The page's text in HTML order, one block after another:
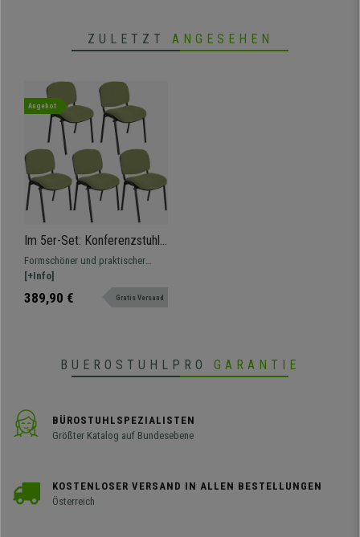
ZULETZT ANGESEHEN
Angebot
Im 5er-Set: Konferenzstuhl
MOBY BASE STOFF mit
schwarzen Stuhlbeinen,
stapelbar, Farbe Grün
Formschöner und praktischer
Konferenzstuhl MOBY BASE
STOFF im klassischen Stil.
[+Info]
389,90 € Gratis Versand
BUEROSTUHLPRO GARANTIE
BÜROSTUHLSPEZIALISTEN
Größter Katalog auf Bundesebene
KOSTENLOSER VERSAND IN ALLEN BESTELLUNGEN
Österreich